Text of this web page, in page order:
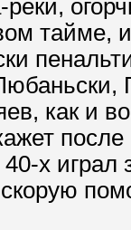
тайме,
как и
после
х играл